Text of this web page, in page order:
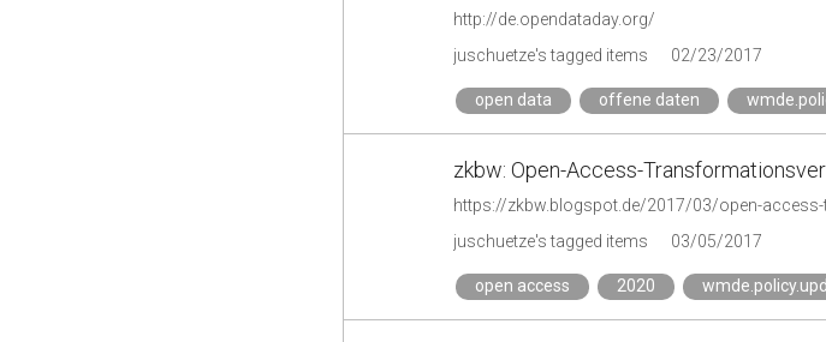
http://de.opendataday.org/
juschuetze's tagged items
02/23/2017
open data offene daten
zkbw: Open-Access-
https://zkbw.blogspot.de/2017/03/open-
juschuetze's tagged items
03/05/2017
open access 2020